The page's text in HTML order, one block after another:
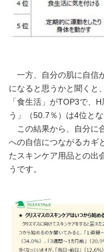
一方、自分の肌に自信
になると思うかと聞くと
「食生活」がTOP3で、
う」（50.7％）は4位と
この結果から、自分に
への自信につながるカギ
たスキンケア用品との出
うです。